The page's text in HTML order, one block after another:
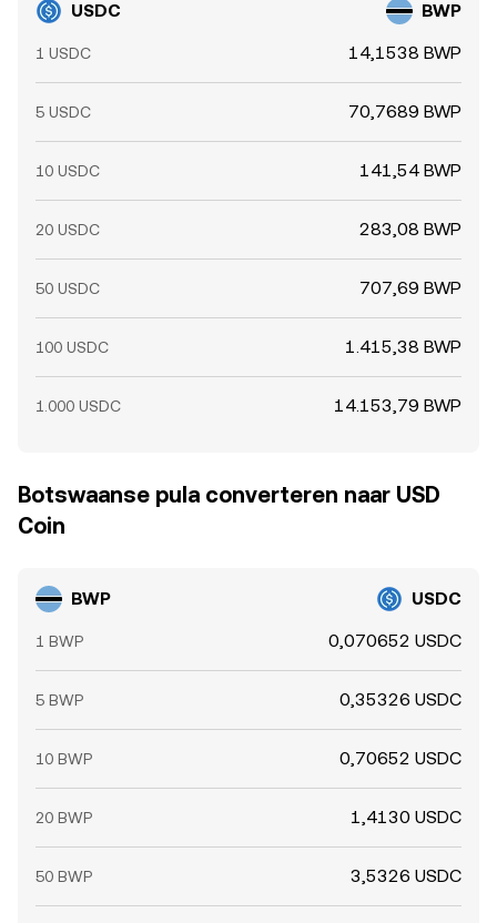
USDC BWP
1 USDC 14,1538 BWP
5 USDC 70,7689 BWP
10 USDC 141,54 BWP
20 USDC 283,08 BWP
50 USDC 707,69 BWP
100 USDC 1.415,38 BWP
1.000 USDC 14.153,79 BWP
Botswaanse pula converteren naar USD
Coin
BWP USDC
1 BWP 0,070652 USDC
5 BWP 0,35326 USDC
10 BWP 0,70652 USDC
20 BWP 1,4130 USDC
50 BWP 3,5326 USDC